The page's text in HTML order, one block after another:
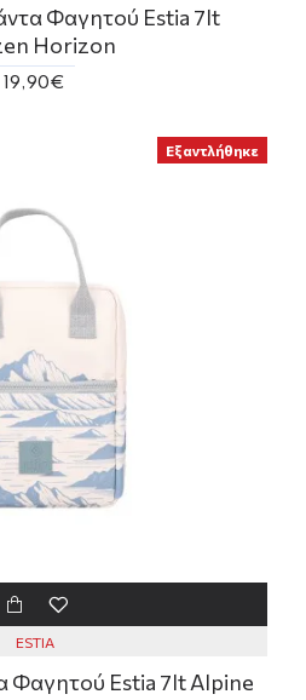
Φαγητού Estia 7lt
Horizon
19,90€
Εξαντλήθηκε
ESTIA
Φαγητού Estia 7lt Alpine